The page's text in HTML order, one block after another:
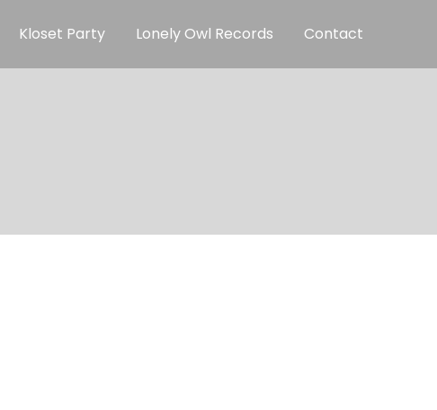
Kloset Party Lonely Owl Records Contact